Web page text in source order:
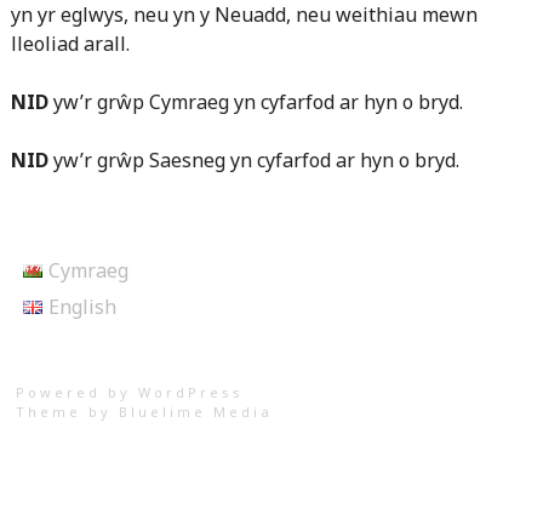
yn yr eglwys, neu yn y Neuadd, neu weithiau mewn
lleoliad arall.
NIDyw’r grŵp Cymraeg yn cyfarfod ar hyn o bryd.
NIDyw’r grŵp Saesneg yn cyfarfod ar hyn o bryd.
Cymraeg
English
Powered by WordPress
Theme by Bluelime Media